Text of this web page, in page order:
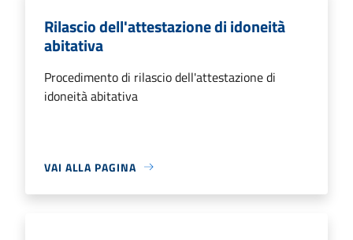
Rilascio dell'attestazione di idoneità
abitativa
Procedimento di rilascio dell'attestazione di
idoneità abitativa
VAI ALLA PAGINA